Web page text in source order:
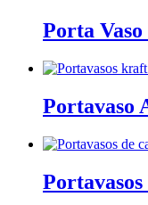
Porta
Portavaso